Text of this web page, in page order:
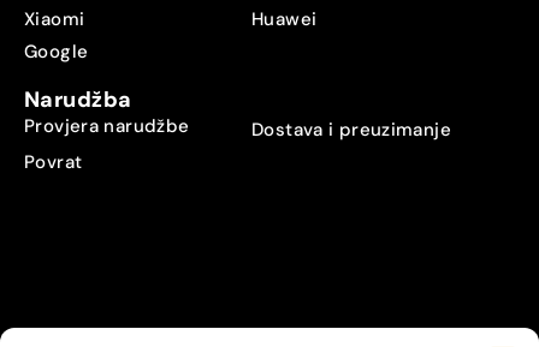
Xiaomi
Huawei
Google
Narudžba
Provjera narudžbe
Dostava i preuzimanje
Povrat